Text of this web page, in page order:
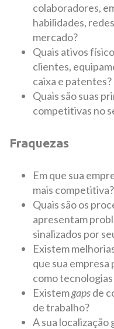
colaboradores,
habilidades,
mercado?
Quais ativos
clientes,
caixa e patentes?
Quais são suas
competitivas no
Fraquezas
Em que sua
mais competitiva?
Quais são os
apresentam
sinalizados por
Existem
que sua empresa
como
Existemgapsde
de trabalho?
A sua